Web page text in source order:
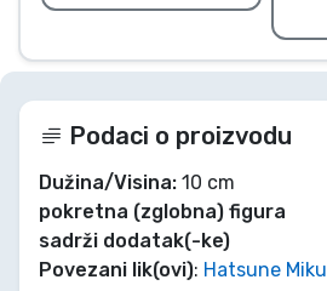
Podaci o proizvodu
Dužina/Visina: 10 cm
pokretna (zglobna) figura
sadrži dodatak(-ke)
Povezani lik(ovi): Hatsune Miku